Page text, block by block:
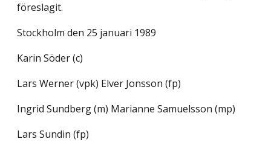
föreslagit.
Stockholm den 25 januari 1989
Karin Söder (c)
Lars Werner (vpk) Elver Jonsson (fp)
Ingrid Sundberg (m) Marianne Samuelsson (mp)
Lars Sundin (fp)